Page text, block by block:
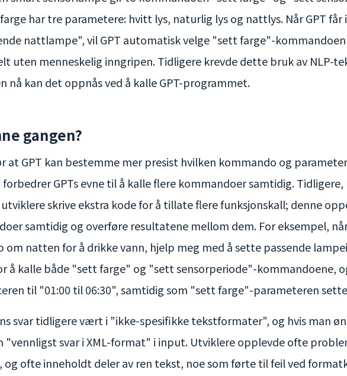
har tre parametere: hvitt lys, naturlig lys og nattlys. Når GPT
nattlampe", vil GPT automatisk velge "sett farge"-
uten menneskelig inngripen. Tidligere krevde dette bruk av NLP-
nå kan det oppnås ved å kalle GPT-programmet.
gangen?
at GPT kan bestemme mer presist hvilken kommando og
GPTs evne til å kalle flere kommandoer samtidig.
skrive ekstra kode for å tillate flere funksjonskall; denne
samtidig og overføre resultatene mellom dem. For eksempel,
om natten for å drikke vann, hjelp meg med å sette passende
å kalle både "sett farge" og "sett sensorperiode"-kommandoene,
til "01:00 til 06:30", samtidig som "sett farge"-parameteren
svar tidligere vært i "ikke-spesifikke tekstformater", og hvis man
svar i XML-format" i input. Utviklere opplevde ofte
og ofte inneholdt deler av ren tekst, noe som førte til feil ved